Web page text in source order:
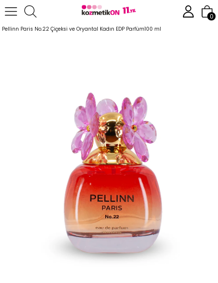
0
Anasayfa Kadın Parfümleri
Pellinn Paris No.22 Çiçeksi ve Oryantal Kadın EDP Parfüm100 ml